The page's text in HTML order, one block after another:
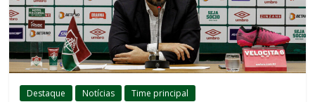
Destaque Notícias Time principal